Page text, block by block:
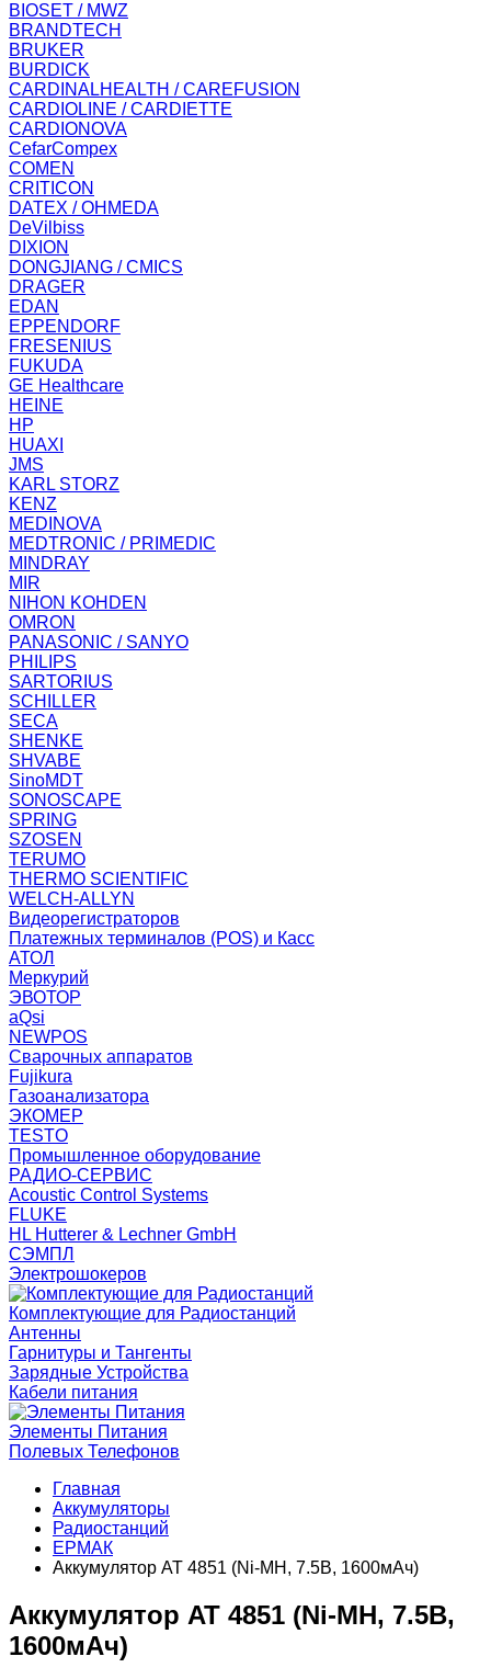
BIOSET / MWZ
BRANDTECH
BRUKER
BURDICK
CARDINALHEALTH / CAREFUSION
CARDIOLINE / CARDIETTE
CARDIONOVA
CefarCompex
COMEN
CRITICON
DATEX / OHMEDA
DeVilbiss
DIXION
DONGJIANG / CMICS
DRAGER
EDAN
EPPENDORF
FRESENIUS
FUKUDA
GE Healthcare
HEINE
HP
HUAXI
JMS
KARL STORZ
KENZ
MEDINOVA
MEDTRONIC / PRIMEDIC
MINDRAY
MIR
NIHON KOHDEN
OMRON
PANASONIC / SANYO
PHILIPS
SARTORIUS
SCHILLER
SECA
SHENKE
SHVABE
SinoMDT
SONOSCAPE
SPRING
SZOSEN
TERUMO
THERMO SCIENTIFIC
WELCH-ALLYN
Видеорегистраторов
Платежных терминалов (POS) и Касс
АТОЛ
Меркурий
ЭВОТОР
aQsi
NEWPOS
Сварочных аппаратов
Fujikura
Газоанализатора
ЭКОМЕР
TESTO
Промышленное оборудование
РАДИО-СЕРВИС
Acoustic Control Systems
FLUKE
HL Hutterer & Lechner GmbH
СЭМПЛ
Электрошокеров
Комплектующие для Радиостанций
Антенны
Гарнитуры и Тангенты
Зарядные Устройства
Кабели питания
Элементы Питания
Полевых Телефонов
Главная
Аккумуляторы
Радиостанций
ЕРМАК
Аккумулятор AT 4851 (Ni-MH, 7.5В, 1600мАч)
Аккумулятор AT 4851 (Ni-MH, 7.5В,
1600мАч)